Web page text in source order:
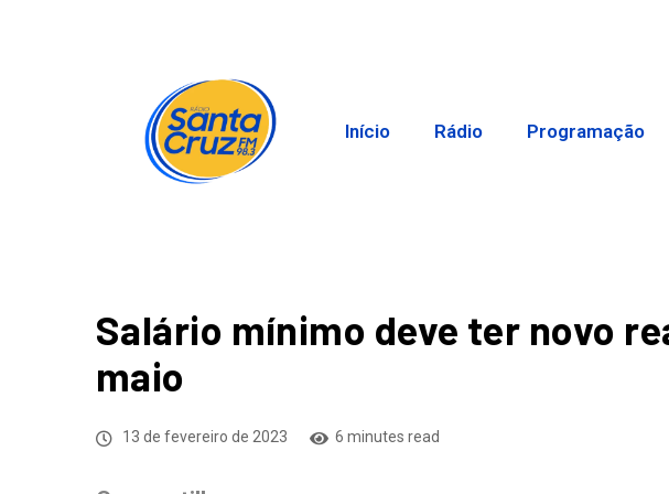
Início Rádio Programação
Salário mínimo deve ter novo
maio
13 de fevereiro de 2023 6 minutes read